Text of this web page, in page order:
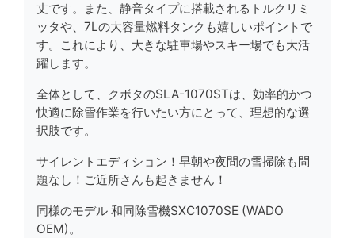
丈です。また、静音タイプに搭載されるトルクリミ
ッタや、7Lの大容量燃料タンクも嬉しいポイントで
す。これにより、大きな駐車場やスキー場でも大活
躍します。
全体として、クボタのSLA-1070STは、効率的かつ
快適に除雪作業を行いたい方にとって、理想的な選
択肢です。
サイレントエディション！早朝や夜間の雪掃除も問
題なし！ご近所さんも起きません！
同様のモデル 和同除雪機SXC1070SE (WADO
OEM)。